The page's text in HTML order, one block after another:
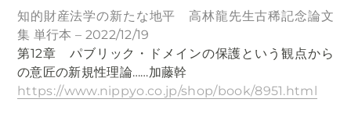
知的財産法学の新たな地平 高林龍先生古稀記念論文
集 単行本 – 2022/12/19
第12章 パブリック・ドメインの保護という観点から
の意匠の新規性理論……加藤幹
https://www.nippyo.co.jp/shop/book/8951.html